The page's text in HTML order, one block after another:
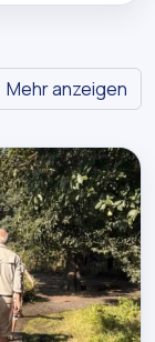
Mehr anzeigen